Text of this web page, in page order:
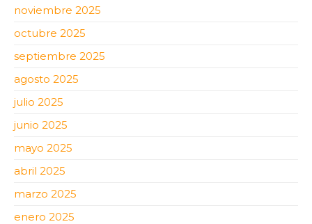
noviembre 2025
octubre 2025
septiembre 2025
agosto 2025
julio 2025
junio 2025
mayo 2025
abril 2025
marzo 2025
enero 2025